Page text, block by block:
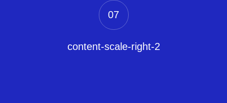
content-scale-right-2
07